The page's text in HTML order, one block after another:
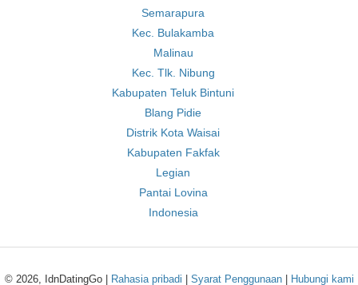
Semarapura
Kec. Bulakamba
Malinau
Kec. Tlk. Nibung
Kabupaten Teluk Bintuni
Blang Pidie
Distrik Kota Waisai
Kabupaten Fakfak
Legian
Pantai Lovina
Indonesia
© 2026, IdnDatingGo | Rahasia pribadi Syarat Penggunaan| Hubungi kami